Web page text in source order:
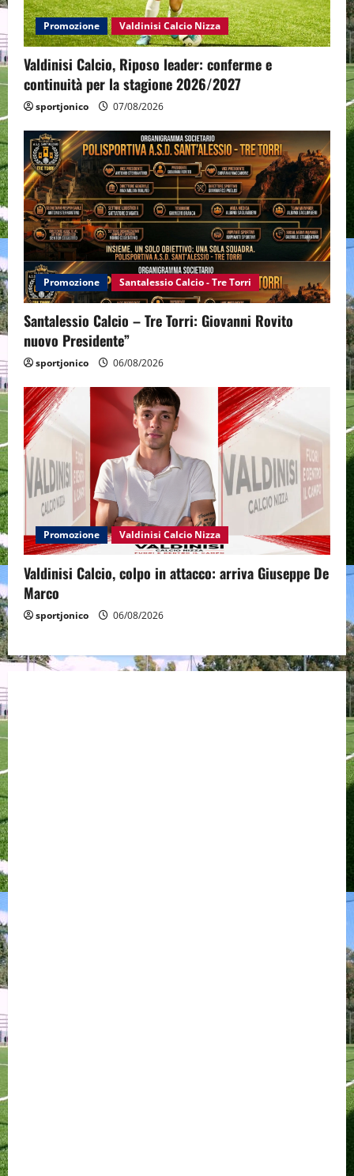
Promozione Valdinisi Calcio Nizza
Valdinisi Calcio, Riposo leader: conferme e
continuità per la stagione 2026/2027
sportjonico 07/08/2026
Promozione Santalessio Calcio - Tre Torri
Santalessio Calcio – Tre Torri: Giovanni Rovito
nuovo Presidente”
sportjonico 06/08/2026
Promozione Valdinisi Calcio Nizza
Valdinisi Calcio, colpo in attacco: arriva Giuseppe De
Marco
sportjonico 06/08/2026